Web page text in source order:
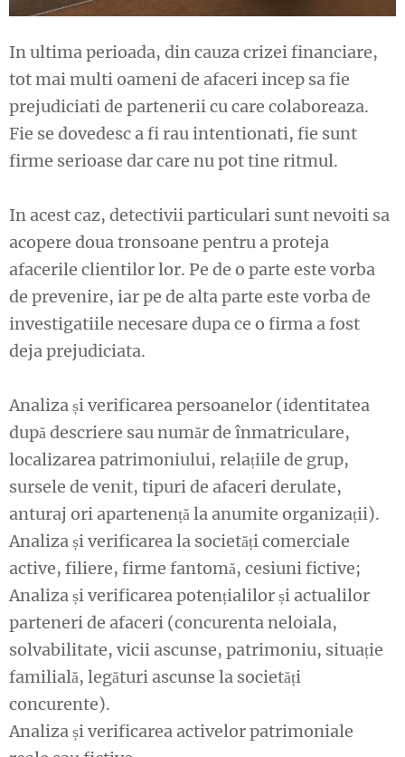
In ultima perioada, din cauza crizei financiare,
tot mai multi oameni de afaceri incep sa fie
prejudiciati de partenerii cu care colaboreaza.
Fie se dovedesc a fi rau intentionati, fie sunt
firme serioase dar care nu pot tine ritmul.
In acest caz, detectivii particulari sunt nevoiti sa
acopere doua tronsoane pentru a proteja
afacerile clientilor lor. Pe de o parte este vorba
de prevenire, iar pe de alta parte este vorba de
investigatiile necesare dupa ce o firma a fost
deja prejudiciata.
Analiza și verificarea persoanelor (identitatea
după descriere sau număr de înmatriculare,
localizarea patrimoniului, relațiile de grup,
sursele de venit, tipuri de afaceri derulate,
anturaj ori apartenență la anumite organizații).
Analiza și verificarea la societăți comerciale
active, filiere, firme fantomă, cesiuni fictive;
Analiza și verificarea potențialilor și actualilor
parteneri de afaceri (concurenta neloiala,
solvabilitate, vicii ascunse, patrimoniu, situație
familială, legături ascunse la societăți
concurente).
Analiza și verificarea activelor patrimoniale